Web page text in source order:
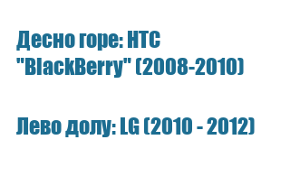
Десно горе: HTC
"BlackBerry" (2008-2010)
Лево долу: LG (2010 - 2012)